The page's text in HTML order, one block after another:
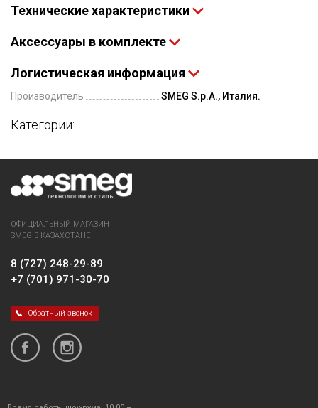
Технические характеристики
Аксессуары в комплекте
Логистическая информация
Производитель SMEG S.p.A., Италия.
Категории:
ОФИЦИАЛЬНЫЙ МАГАЗИН
SMEG В КАЗАХСТАНЕ
8 (727) 248-29-89
+7 (701) 971-30-70
Обратный звонок